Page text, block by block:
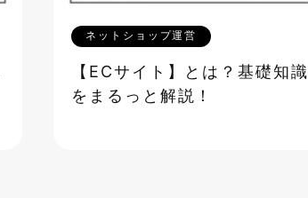
ネットショップ運営
【ECサイト】とは？基礎知識
をまるっと解説！